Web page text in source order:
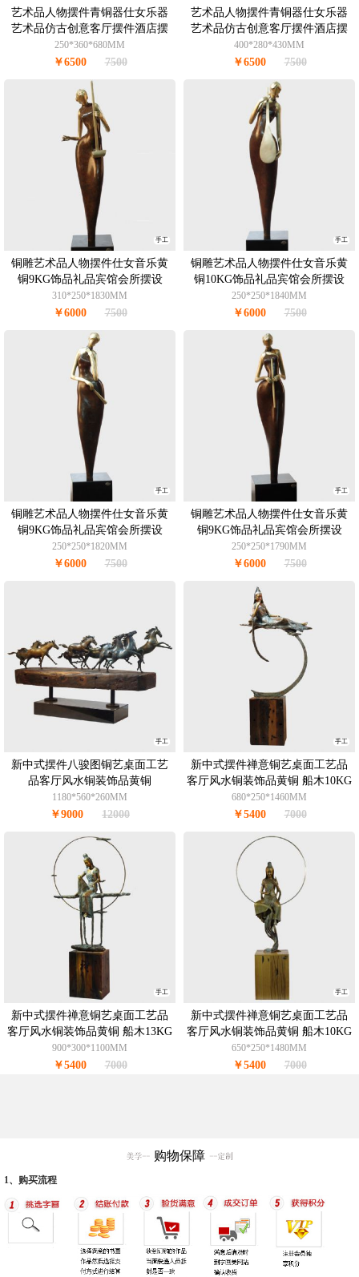
艺术品人物摆件青铜器仕女乐器
艺术品仿古创意客厅摆件酒店摆
件办公室摆件青铜8.5KG
250*360*680MM
￥6500 7500
艺术品人物摆件青铜器仕女乐器
艺术品仿古创意客厅摆件酒店摆
件办公室摆件青铜8.5KG
400*280*430MM
￥6500 7500
手工
铜雕艺术品人物摆件仕女音乐黄
铜9KG饰品礼品宾馆会所摆设
310*250*1830MM
￥6000 7500
手工
铜雕艺术品人物摆件仕女音乐黄
铜10KG饰品礼品宾馆会所摆设
250*250*1840MM
￥6000 7500
手工
铜雕艺术品人物摆件仕女音乐黄
铜9KG饰品礼品宾馆会所摆设
250*250*1820MM
￥6000 7500
手工
铜雕艺术品人物摆件仕女音乐黄
铜9KG饰品礼品宾馆会所摆设
250*250*1790MM
￥6000 7500
手工
新中式摆件八骏图铜艺桌面工艺
品客厅风水铜装饰品黄铜
1180*560*260MM
￥9000 12000
手工
新中式摆件禅意铜艺桌面工艺品
客厅风水铜装饰品黄铜 船木10KG
680*250*1460MM
￥5400 7000
手工
新中式摆件禅意铜艺桌面工艺品
客厅风水铜装饰品黄铜 船木13KG
900*300*1100MM
￥5400 7000
手工
新中式摆件禅意铜艺桌面工艺品
客厅风水铜装饰品黄铜 船木10KG
650*250*1480MM
￥5400 7000
购物保障
1、购买流程